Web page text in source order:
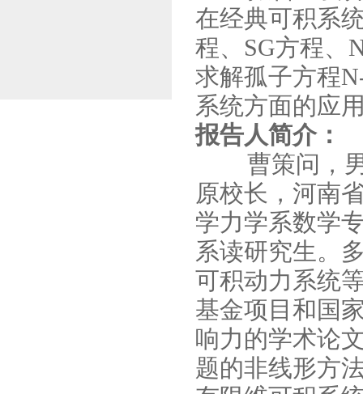
在经典可积系
程、SG方程、
求解孤子方程
系统方面的应
报告人简介：
曹策问，男
原校长，河南
学力学系数学
系读研究生。
可积动力系统
基金项目和国
响力的学术论
题的非线形方